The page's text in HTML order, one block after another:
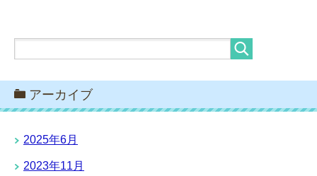
アーカイブ
2025年6月
2023年11月